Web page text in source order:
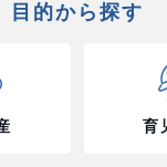
目的から探す
育